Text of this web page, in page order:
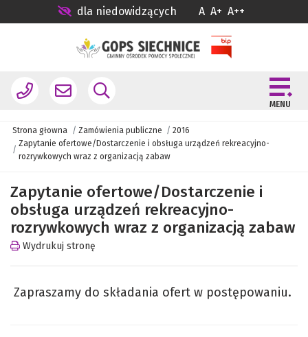
dla niedowidzących A A+ A++
MENU
Strona głowna Zamówienia publiczne
2016
Zapytanie ofertowe/Dostarczenie i obsługa urządzeń rekreacyjno-
rozrywkowych wraz z organizacją zabaw
Zapytanie ofertowe/Dostarczenie i
obsługa urządzeń rekreacyjno-
rozrywkowych wraz z organizacją zabaw
Wydrukuj stronę
Zapraszamy do składania ofert w postępowaniu.